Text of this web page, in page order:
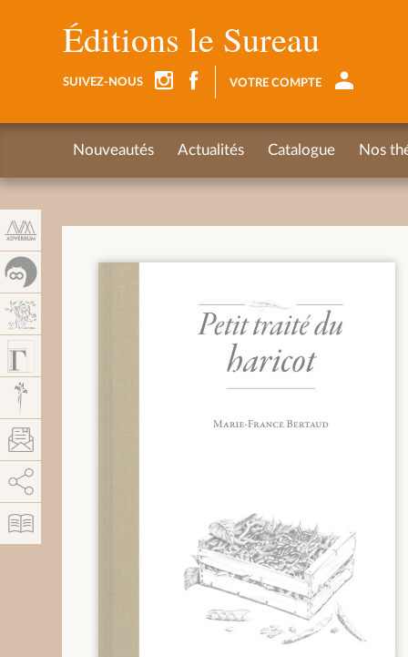
Éditions le Sureau
SUIVEZ-NOUS VOTRE COMPTE
Nouveautés Actualités Catalogue Nos